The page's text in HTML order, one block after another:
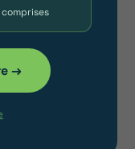
régulier de
des feuilles
→